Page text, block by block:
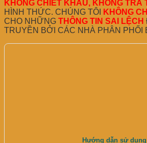
KHÔNG CHIẾT KHẤU, KHÔNG TRẢ
HÌNH THỨC. CHÚNG TÔI
KHÔNG
CHO NHỮNG THÔNG TIN SAI LỆCH
TRUYỀN BỞI CÁC NHÀ PHÂN PHỐI
Hướng dẫn sử dụng